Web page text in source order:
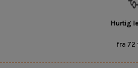
Hurtig
fra 72